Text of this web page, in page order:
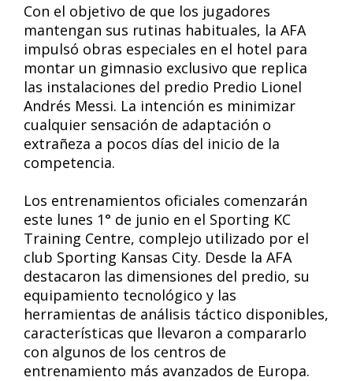
Con el objetivo de que los jugadores
mantengan sus rutinas habituales, la AFA
impulsó obras especiales en el hotel para
montar un gimnasio exclusivo que replica
las instalaciones del predio Predio Lionel
Andrés Messi. La intención es minimizar
cualquier sensación de adaptación o
extrañeza a pocos días del inicio de la
competencia.
Los entrenamientos oficiales comenzarán
este lunes 1° de junio en el Sporting KC
Training Centre, complejo utilizado por el
club Sporting Kansas City. Desde la AFA
destacaron las dimensiones del predio, su
equipamiento tecnológico y las
herramientas de análisis táctico disponibles,
características que llevaron a compararlo
con algunos de los centros de
entrenamiento más avanzados de Europa.